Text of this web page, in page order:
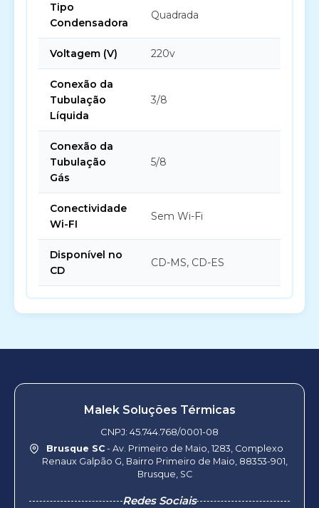
Tipo
Condensadora
Quadrada
Voltagem (V) 220v
Conexão da
Tubulação
Líquida
3/8
Conexão da
Tubulação
Gás
5/8
Conectividade
Wi-FI
Sem Wi-Fi
Disponível no
CD
CD-MS, CD-ES
Malek Soluções Térmicas
CNPJ: 45.744.768/0001-08
Brusque SC- Av. Primeiro de Maio, 1283, Complexo
Renaux Galpão G, Bairro Primeiro de Maio, 88353-901,
Brusque, SC
Redes Sociais